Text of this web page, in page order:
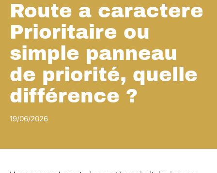
Route a caractere
Prioritaire ou
simple panneau
de priorité, quelle
différence ?
19/06/2026